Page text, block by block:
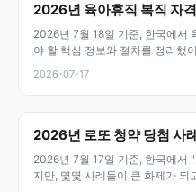
2026년 육아휴직 복직 자
2026년 7월 18일 기준, 한국에서
야 할 핵심 정보와 절차를 정리했
2026-07-17
2026년 로또 청약 당첨 사
2026년 7월 17일 기준, 한국에서
지만, 몇몇 사례들이 큰 화제가 되